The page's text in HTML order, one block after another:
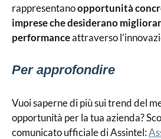
rappresentanoopportunità
imprese che desiderano
performanceattraverso
Per approfondire
Vuoi saperne di più sui trend del
opportunità per la tua azienda?
comunicato ufficiale di Assintel: